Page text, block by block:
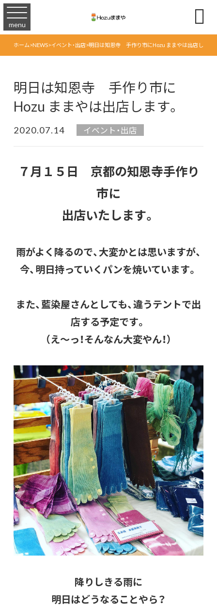
menu 
ホーム>NEWS>イベント・出店>明日は知恩寺 手作り市にHozu ままやは出店します
明日は知恩寺 手作り市に
Hozu ままやは出店します。
2020.07.14 イベント・出店
７月１５日 京都の知恩寺手作り
市に
出店いたします。
雨がよく降るので、大変かとは思いますが、
今、明日持っていくパンを焼いています。
また、藍染屋さんとしても、違うテントで出
店する予定です。
（え～っ！そんなん大変やん！）
降りしきる雨に
明日はどうなることやら？